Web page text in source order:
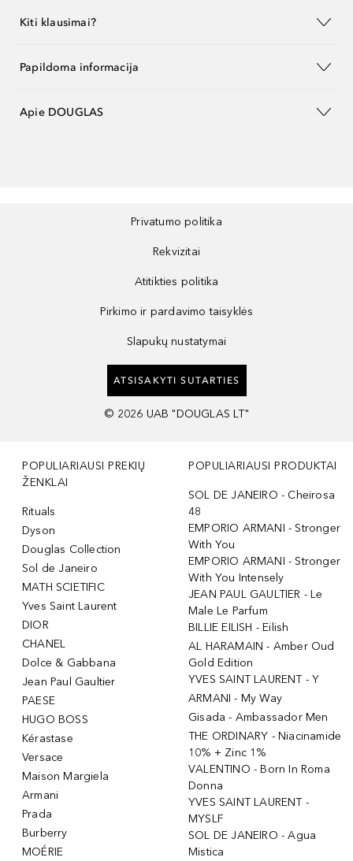
Kiti klausimai?
Papildoma informacija
Apie DOUGLAS
Privatumo politika
Rekvizitai
Atitikties politika
Pirkimo ir pardavimo taisyklės
Slapukų nustatymai
ATSISAKYTI SUTARTIES
© 2026 UAB "DOUGLAS LT"
POPULIARIAUSI PREKIŲ
ŽENKLAI
Rituals
Dyson
Douglas Collection
Sol de Janeiro
MATH SCIETIFIC
Yves Saint Laurent
DIOR
CHANEL
Dolce & Gabbana
Jean Paul Gaultier
PAESE
HUGO BOSS
Kérastase
Versace
Maison Margiela
Armani
Prada
Burberry
MOÉRIE
POPULIARIAUSI PRODUKTAI
SOL DE JANEIRO - Cheirosa
48
EMPORIO ARMANI - Stronger
With You
EMPORIO ARMANI - Stronger
With You Intensely
JEAN PAUL GAULTIER - Le
Male Le Parfum
BILLIE EILISH - Eilish
AL HARAMAIN - Amber Oud
Gold Edition
YVES SAINT LAURENT - Y
ARMANI - My Way
Gisada - Ambassador Men
THE ORDINARY - Niacinamide
10% + Zinc 1%
VALENTINO - Born In Roma
Donna
YVES SAINT LAURENT -
MYSLF
SOL DE JANEIRO - Agua
Mistica